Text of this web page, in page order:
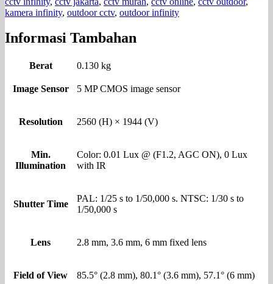
kamera infinity, outdoor cctv, outdoor infinity
Informasi Tambahan
Berat 0.130 kg
Image Sensor 5 MP CMOS image sensor
Resolution 2560 (H) × 1944 (V)
Min.
Illumination
Color: 0.01 Lux @ (F1.2, AGC ON), 0 Lux
with IR
Shutter Time
PAL: 1/25 s to 1/50,000 s. NTSC: 1/30 s to
1/50,000 s
Lens 2.8 mm, 3.6 mm, 6 mm fixed lens
Field of View 85.5° (2.8 mm), 80.1° (3.6 mm), 57.1° (6 mm)